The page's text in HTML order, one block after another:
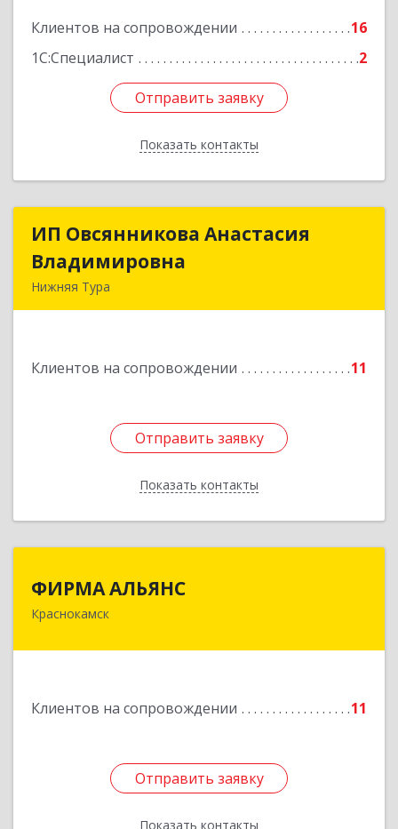
Клиентов на сопровождении
16
1С:Специалист
2
Отправить заявку
Показать контакты
Подробнее
Отправить заявку
Назад
ИП Овсянникова Анастасия
Владимировна
Нижняя Тура
Клиентов на сопровождении 11
Отправить заявку
Показать контакты
ИП Овсянникова Анастасия
Подробнее
Отправить заявку
Назад
ФИРМА АЛЬЯНС
Краснокамск
Клиентов на сопровождении 11
Отправить заявку
Показать контакты
Отправить заявку
Назад